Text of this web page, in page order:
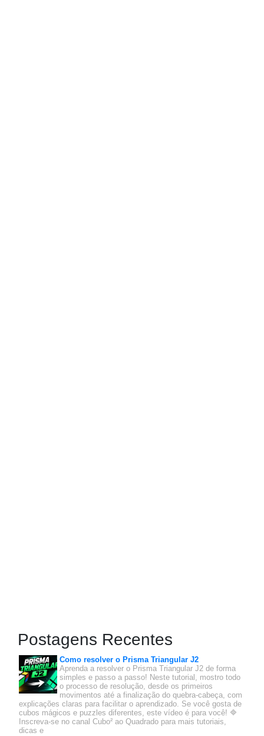
Postagens Recentes
Como resolver o Prisma Triangular J2
Aprenda a resolver o Prisma Triangular J2 de forma
simples e passo a passo! Neste tutorial, mostro todo
o processo de resolução, desde os primeiros
movimentos até a finalização do quebra-cabeça, com
explicações claras para facilitar o aprendizado. Se você gosta de
cubos mágicos e puzzles diferentes, este vídeo é para você! 🔷
Inscreva-se no canal Cubo² ao Quadrado para mais tutoriais,
dicas e